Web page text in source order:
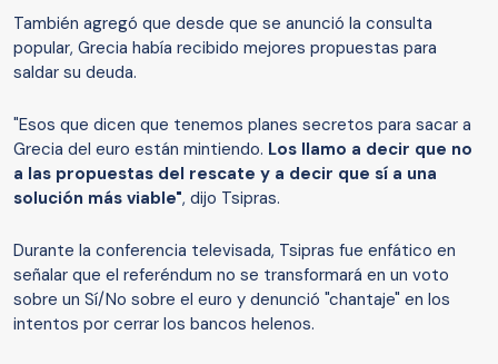
También agregó que desde que se anunció la consulta
popular, Grecia había recibido mejores propuestas para
saldar su deuda.
"Esos que dicen que tenemos planes secretos para sacar a
Grecia del euro están mintiendo. Los llamo a decir que no
a las propuestas del rescate y a decir que sí a una
solución más viable", dijo Tsipras.
Durante la conferencia televisada, Tsipras fue enfático en
señalar que el referéndum no se transformará en un voto
sobre un Sí/No sobre el euro y denunció "chantaje" en los
intentos por cerrar los bancos helenos.